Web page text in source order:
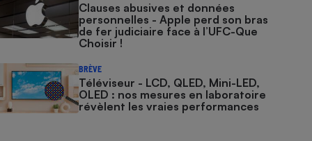
Clauses abusives et données
personnelles - Apple perd son bras
de fer judiciaire face à l’UFC-Que
Choisir !
BRÈVE
Téléviseur - LCD, QLED, Mini-LED,
OLED : nos mesures en laboratoire
révèlent les vraies performances